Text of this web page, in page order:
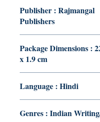
Publisher : Rajmangal
Publishers
Package Dimensions :
x 1.9 cm
Language : Hindi
Genres : Indian